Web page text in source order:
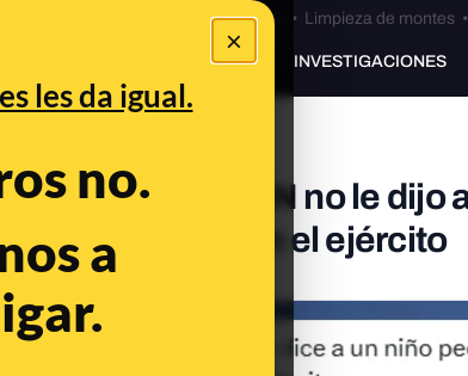
×
les da igual.
no.
a
Bulos Ceuta • Limpieza de montes•
PREBUNKING INVESTIGACIONES
de la OTAN no le dijo
y se aliste en el ejército